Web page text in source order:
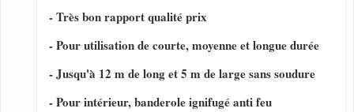
- Très bon rapport qualité prix
- Pour utilisation de courte, moyenne et longue durée
- Jusqu'à 12 m de long et 5 m de large sans soudure
- Pour intérieur, banderole ignifugé anti feu